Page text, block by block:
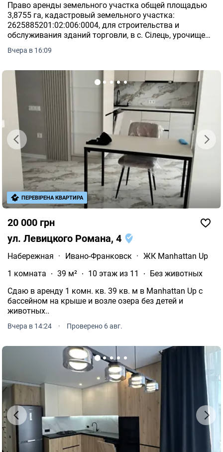
Право аренды земельного участка общей площадью
3,8755 га, кадастровый земельного участка:
2625885201:02:006:0004, для строительства и
обслуживания зданий торговли, в с. Сілець, урочище
Франковского района, Ивано-Франковской области.
Вчера в 16:09
20 000 грн
ул. Левицкого Романа, 4
Набережная · Ивано-Франковск · ЖК Manhattan Up
1 комната
39 м² 10 этаж из 11
Без животных
Сдаю в аренду 1 комн. кв. 39 кв. м в Manhattan Up с
бассейном на крыше и возле озера без детей и
животных..
Вчера в 14:24 · Проверено 6 авг.
ПЕРЕВІРЕНА КВАРТИРА